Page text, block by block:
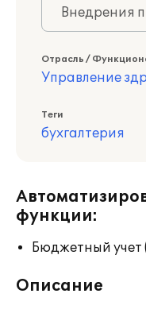
Внедрения
Отрасль /
Управление
Теги
бухгалтерия
функции:
Бюджетный учет
Описание